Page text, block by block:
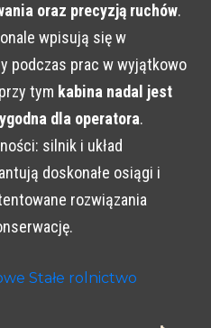
oraz precyzją ruchów.
wpisują się w
podczas prac w wyjątkowo
tym kabina nadal jest
dla operatora.
silnik i układ
doskonałe osiągi i
rozwiązania